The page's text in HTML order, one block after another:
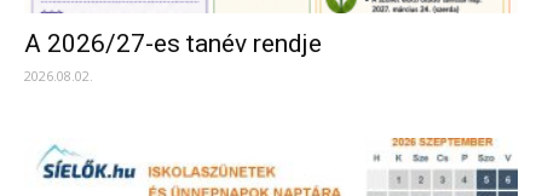
A 2026/27-es tanév rendje
2026.08.02.